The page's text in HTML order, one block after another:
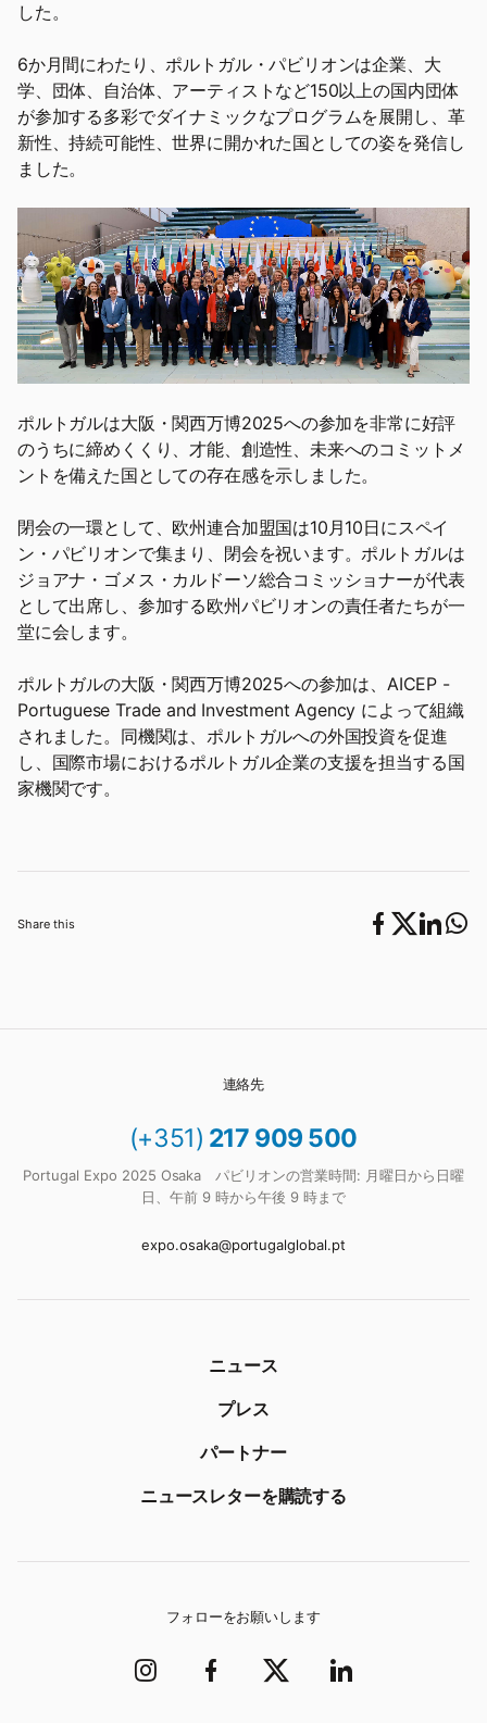
Share this
した。
6か月間にわたり、ポルトガル・パビリオンは企業、大
学、団体、自治体、アーティストなど150以上の国内団体
が参加する多彩でダイナミックなプログラムを展開し、革
新性、持続可能性、世界に開かれた国としての姿を発信し
ました。
ポルトガルは大阪・関西万博2025への参加を非常に好評
のうちに締めくくり、才能、創造性、未来へのコミットメ
ントを備えた国としての存在感を示しました。
閉会の一環として、欧州連合加盟国は10月10日にスペイ
ン・パビリオンで集まり、閉会を祝います。ポルトガルは
ジョアナ・ゴメス・カルドーソ総合コミッショナーが代表
として出席し、参加する欧州パビリオンの責任者たちが一
堂に会します。
ポルトガルの大阪・関西万博2025への参加は、AICEP -
Portuguese Trade and Investment Agency によって組織
されました。同機関は、ポルトガルへの外国投資を促進
し、国際市場におけるポルトガル企業の支援を担当する国
家機関です。
連絡先
(+351) 217 909 500
Portugal Expo 2025 Osaka パビリオンの営業時間: 月曜日から日曜
日、午前 9 時から午後 9 時まで
expo.osaka@portugalglobal.pt
ニュース
プレス
パートナー
ニュースレターを購読する
フォローをお願いします